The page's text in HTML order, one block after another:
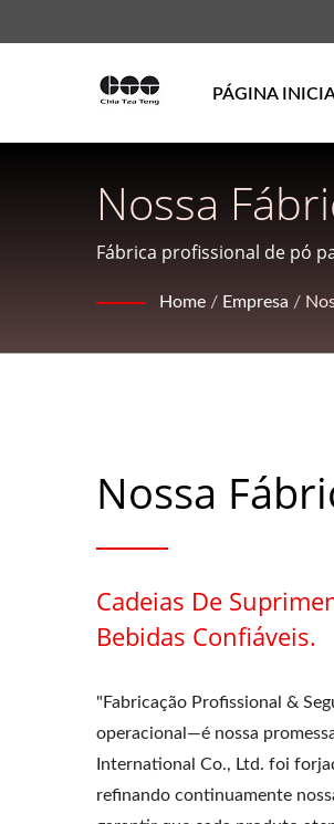
PÁGINA
Nossa
Fabricante
TENG
Fábrica profissional de pó
Home / Empresa /
Nossa
Cadeias De
Bebidas Confiáveis.
"Fabricação Profissional &
operacional—é nossa
International Co., Ltd. foi
refinando continuamente